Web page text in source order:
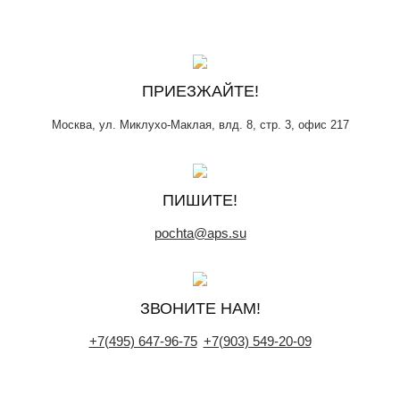
ПРИЕЗЖАЙТЕ!
Москва, ул. Миклухо-Маклая, влд. 8, стр. 3, офис 217
ПИШИТЕ!
pochta@aps.su
ЗВОНИТЕ НАМ!
+7(495) 647-96-75 +7(903) 549-20-09